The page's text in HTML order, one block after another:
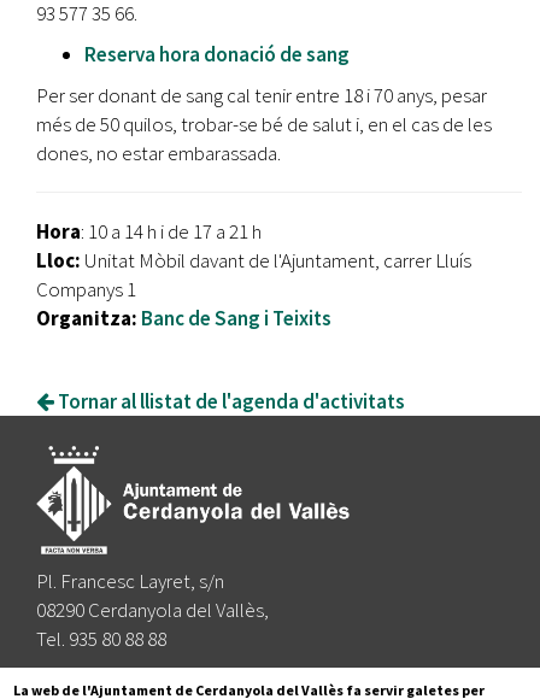
93 577 35 66.
Reserva hora donació de sang
Per ser donant de sang cal tenir entre 18 i 70 anys, pesar
més de 50 quilos, trobar-se bé de salut i, en el cas de les
dones, no estar embarassada.
Hora: 10 a 14 h i de 17 a 21 h
Lloc: Unitat Mòbil davant de l'Ajuntament, carrer Lluís
Companys 1
Organitza: Banc de Sang i Teixits
Tornar al llistat de l'agenda d'activitats
Pl. Francesc Layret, s/n
08290 Cerdanyola del Vallès,
Tel. 935 80 88 88
Segueix-nos a:
La web de l'Ajuntament de Cerdanyola del Vallès fa servir galetes per